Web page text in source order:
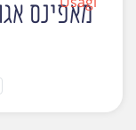
מאפינס